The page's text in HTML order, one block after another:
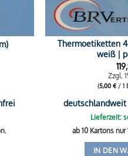
Thermoetiketten
weiß |
Zzgl.
(5,00 €/ 1
Lieferzeit:
ab 10 Kartons nur
IN DEN